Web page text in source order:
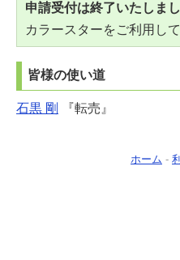
申請受付は終了いたしまし
カラースターをご利用し
皆様の使い道
石黒 剛 『転売』
ホーム -